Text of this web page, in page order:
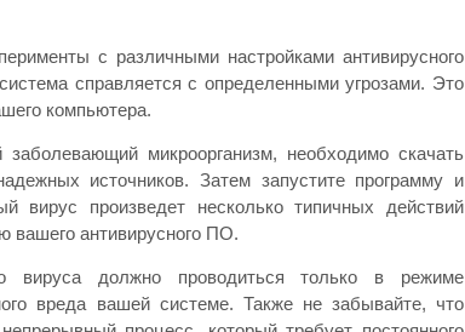
с различными настройками антивирусного
справляется с определенными угрозами. Это
компьютера.
микроорганизм, необходимо скачать
источников. Затем запустите программу и
вирус произведет несколько типичных действий
вашего антивирусного ПО.
вируса должно проводиться только в режиме
вреда вашей системе. Также не забывайте, что